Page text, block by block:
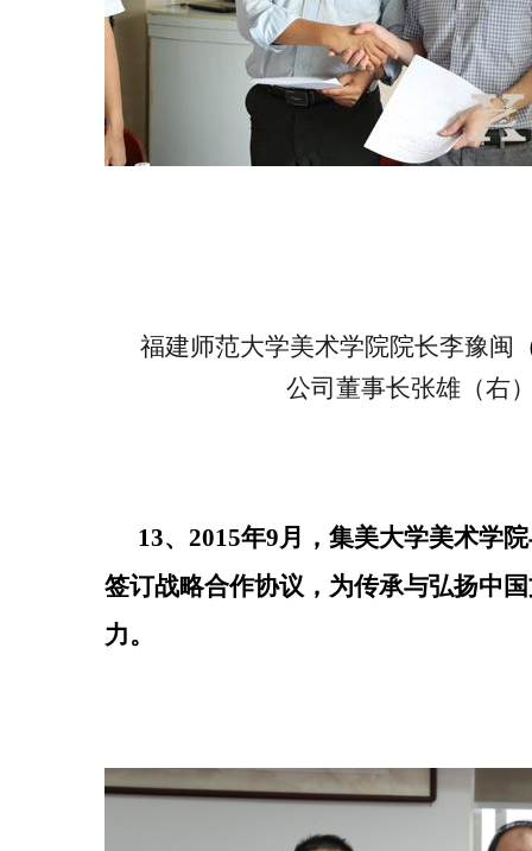
福建师范大学美术学院院长李豫闽
公司董事长张雄（右
13、2015年9月，集美大学美术学
签订战略合作协议， 为传承与弘扬中
力。